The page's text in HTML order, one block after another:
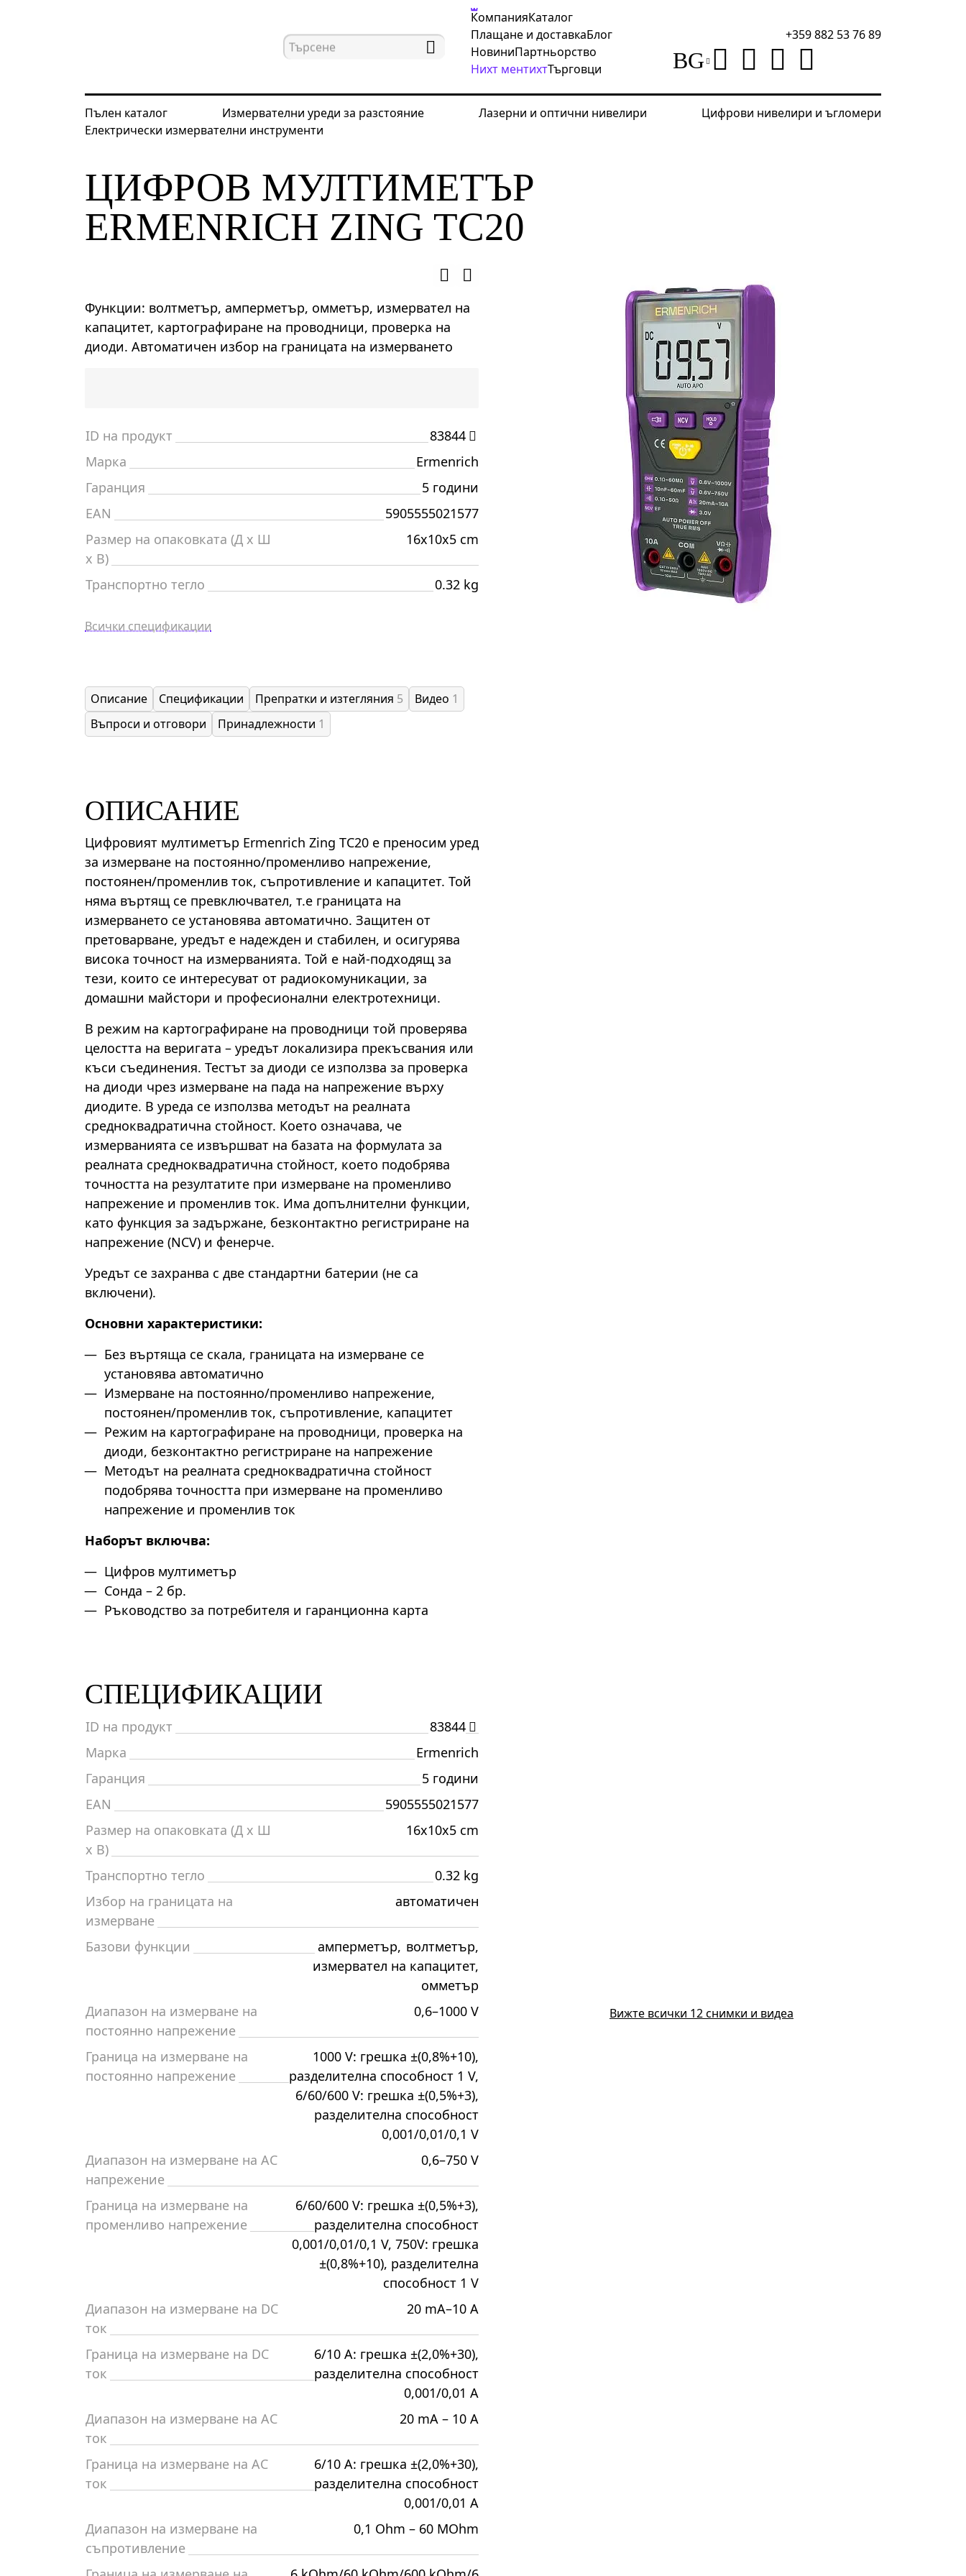
КомпанияКаталог
Плащане и доставкаБлог
НовиниПартньорство
Нихт ментихтТърговци
+359 882 53 76 89
BG
Пълен каталог Измервателни уреди за разстояние Лазерни и оптични нивелири
Цифрови нивелири и ъгломери
Електрически измервателни инструменти
Начална страница Каталог Електрически измервателни инструменти
ЦИФРОВ МУЛТИМЕТЪР
ERMENRICH ZING TC20
Вижте всички 12 снимки и видеа
Функции: волтметър, амперметър, омметър, измервател на
капацитет, картографиране на проводници, проверка на
диоди. Автоматичен избор на границата на измерването
ID на продукт
83844
Марка
Ermenrich
Гаранция
5 години
EAN
5905555021577
Размер на опаковката (Д x Ш
x В)
16x10x5 cm
Транспортно тегло 0.32 kg
Всички спецификации
Описание Спецификации Препратки и изтегляния 5 Видео 1
Въпроси и отговори
Принадлежности 1
ОПИСАНИЕ
Цифровият мултиметър Ermenrich Zing TC20 е преносим уред
за измерване на постоянно/променливо напрежение,
постоянен/променлив ток, съпротивление и капацитет. Той
няма въртящ се превключвател, т.е границата на
измерването се установява автоматично. Защитен от
претоварване, уредът е надежден и стабилен, и осигурява
висока точност на измерванията. Той е най-подходящ за
тези, които се интересуват от радиокомуникации, за
домашни майстори и професионални електротехници.
В режим на картографиране на проводници той проверява
целостта на веригата – уредът локализира прекъсвания или
къси съединения. Тестът за диоди се използва за проверка
на диоди чрез измерване на пада на напрежение върху
диодите. В уреда се използва методът на реалната
средноквадратична стойност. Което означава, че
измерванията се извършват на базата на формулата за
реалната средноквадратична стойност, което подобрява
точността на резултатите при измерване на променливо
напрежение и променлив ток. Има допълнителни функции,
като функция за задържане, безконтактно регистриране на
напрежение (NCV) и фенерче.
Уредът се захранва с две стандартни батерии (не са
включени).
Основни характеристики:
Без въртяща се скала, границата на измерване се
установява автоматично
Измерване на постоянно/променливо напрежение,
постоянен/променлив ток, съпротивление, капацитет
Режим на картографиране на проводници, проверка на
диоди, безконтактно регистриране на напрежение
Методът на реалната средноквадратична стойност
подобрява точността при измерване на променливо
напрежение и променлив ток
Наборът включва:
Цифров мултиметър
Сонда – 2 бр.
Ръководство за потребителя и гаранционна карта
СПЕЦИФИКАЦИИ
ID на продукт
83844
Марка
Ermenrich
Гаранция
5 години
EAN
5905555021577
Размер на опаковката (Д x Ш
x В)
16x10x5 cm
Транспортно тегло
0.32 kg
Избор на границата на
измерване
автоматичен
Базови функции амперметър, волтметър,
измервател на капацитет,
омметър
Диапазон на измерване на
постоянно напрежение
0,6–1000 V
Граница на измерване на
постоянно напрежение
1000 V: грешка ±(0,8%+10),
разделителна способност 1 V,
6/60/600 V: грешка ±(0,5%+3),
разделителна способност
0,001/0,01/0,1 V
Диапазон на измерване на AC
напрежение
0,6–750 V
Граница на измерване на
променливо напрежение
6/60/600 V: грешка ±(0,5%+3),
разделителна способност
0,001/0,01/0,1 V, 750V: грешка
±(0,8%+10), разделителна
способност 1 V
Диапазон на измерване на DC
ток
20 mA–10 A
Граница на измерване на DC
ток
6/10 A: грешка ±(2,0%+30),
разделителна способност
0,001/0,01 A
Диапазон на измерване на AC
ток
20 mA – 10 A
Граница на измерване на AC
ток
6/10 A: грешка ±(2,0%+30),
разделителна способност
0,001/0,01 A
Диапазон на измерване на
съпротивление
0,1 Ohm – 60 MOhm